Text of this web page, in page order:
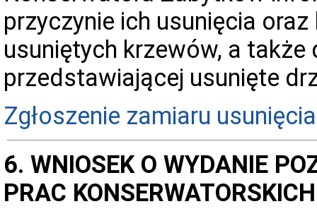
przyczynie ich usunięcia
usuniętych krzewów, a
przedstawiającej usunięte
Zgłoszenie zamiaru
6. WNIOSEK O WYDANIE
PRAC